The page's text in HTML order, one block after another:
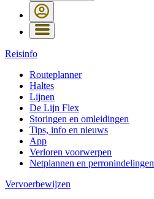
Reisinfo
Routeplanner
Haltes
Lijnen
De Lijn Flex
Storingen en omleidingen
Tips, info en nieuws
App
Verloren voorwerpen
Netplannen en perronindelingen
Vervoerbewijzen